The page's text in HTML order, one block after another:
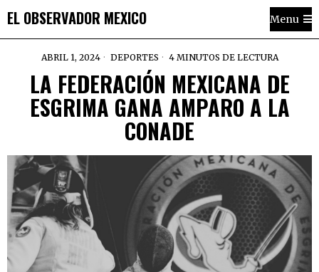
EL OBSERVADOR MEXICO Menu
ABRIL 1, 2024 DEPORTES 4 MINUTOS DE LECTURA
LA FEDERACIÓN MEXICANA DE
ESGRIMA GANA AMPARO A LA
CONADE